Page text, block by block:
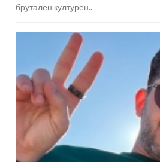
брутален културен..